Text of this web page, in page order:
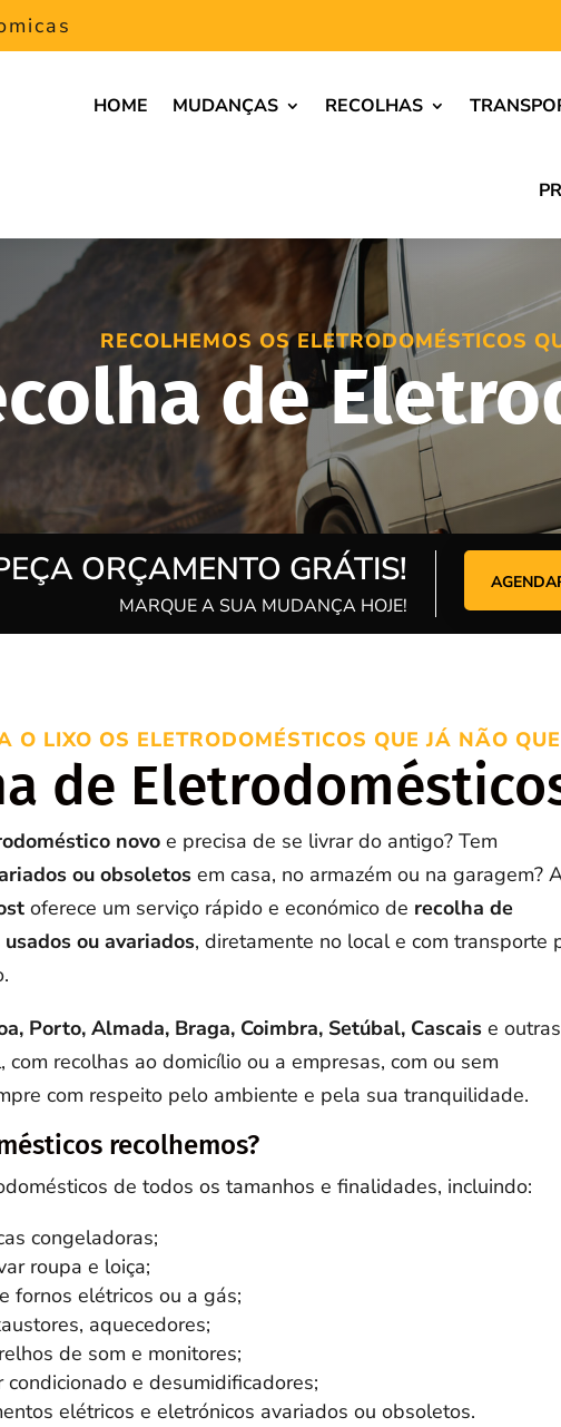
HOME MUDANÇAS RECOLHAS
RECOLHEMOS OS ELETRODOMÉSTICOS
de
ORÇAMENTO GRÁTIS!
MARQUE A SUA MUDANÇA HOJE!
O LIXO OS ELETRODOMÉSTICOS QUE JÁ NÃO
de
novo e precisa de se livrar do antigo? Tem
ou obsoletos em casa, no armazém ou na garagem?
oferece um serviço rápido e económico de recolha de
ou avariados, diretamente no local e com transporte
Porto, Almada, Braga, Coimbra, Setúbal, Cascais e outras
com recolhas ao domicílio ou a empresas, com ou sem
com respeito pelo ambiente e pela sua tranquilidade.
recolhemos?
de todos os tamanhos e finalidades, incluindo:
congeladoras;
roupa e loiça;
fornos elétricos ou a gás;
aquecedores;
de som e monitores;
e desumidificadores;
elétricos e eletrónicos avariados ou obsoletos.